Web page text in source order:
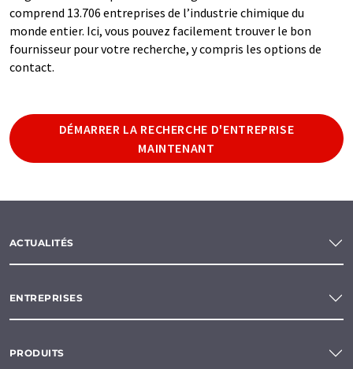
comprend 13.706 entreprises de l’industrie chimique du
monde entier. Ici, vous pouvez facilement trouver le bon
fournisseur pour votre recherche, y compris les options de
contact.
DÉMARRER LA RECHERCHE D'ENTREPRISE
MAINTENANT
ACTUALITÉS
ENTREPRISES
PRODUITS